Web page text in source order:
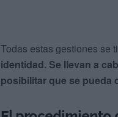
Todas estas gestiones se
identidad. Se llevan a
posibilitar que se pueda